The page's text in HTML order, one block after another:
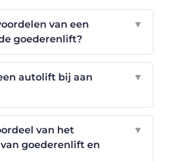
van een
goederenlift?
▼
autolift bij aan
▼
van het
goederenlift en
▼